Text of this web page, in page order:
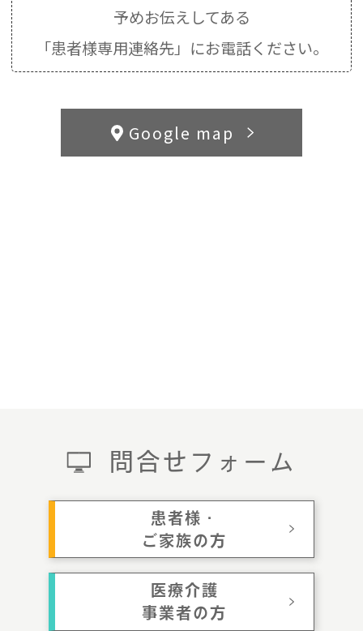
予めお伝えしてある
「患者様専用連絡先」にお電話ください。
問合せフォーム
患者様・
ご家族の方
医療介護
事業者の方
Google map